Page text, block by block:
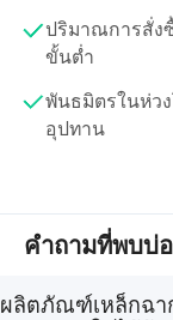
บริษัทผู้ผลิตตะแก
ชื่อ Zhenhai ซึ่งปั
ประเทศและได้รั
เราจะพยายามอ
ของเราด้วยคุณภ
ปริมาณการสั่ง
ขั้นต่ำ
พันธมิตรในห่ว
อุปทาน
คำถามที่พบบ่
ผลิตภัณฑ์เหล็กฉา